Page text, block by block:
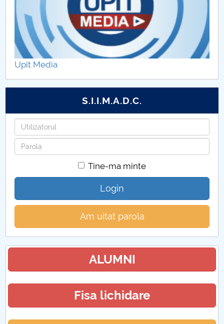
Upit Media
S.I.I.M.A.D.C.
Utilizatorul
Parola
Tine-ma minte
Login
Am uitat parola
ALUMNI
Fisa lichidare